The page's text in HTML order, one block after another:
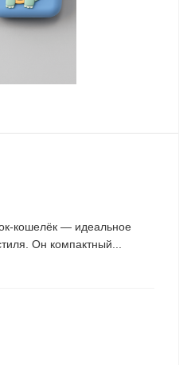
кошелёк — идеальное
Он компактный...